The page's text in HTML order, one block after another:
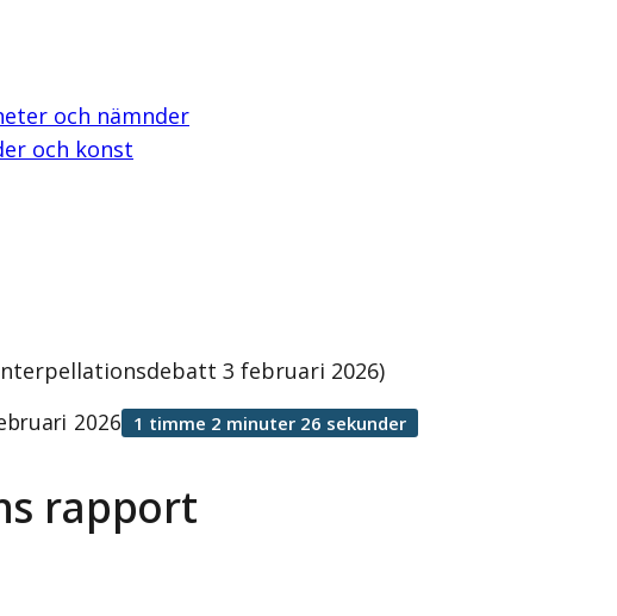
och nämnder
och konst
3 februari 2026)
rapport
2026 1 timme 2 minuter 26 sekunder